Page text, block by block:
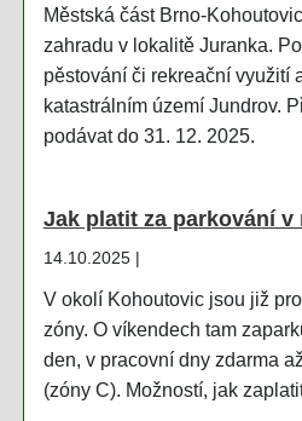
Městská část Brno-
zahradu v lokalitě Juranka.
pěstování či rekreační využití
katastrálním území Jundrov.
podávat do 31. 12. 2025.
Jak platit za parkování v
14.10.2025 |
V okolí Kohoutovic jsou již
zóny. O víkendech tam
den, v pracovní dny zdarma
(zóny C). Možností, jak